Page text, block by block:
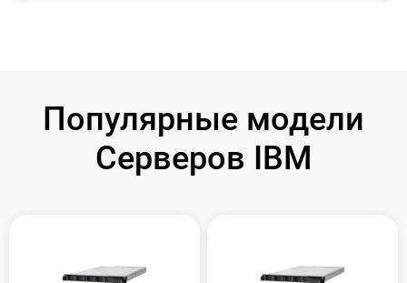
Популярные модели
Серверов IBM